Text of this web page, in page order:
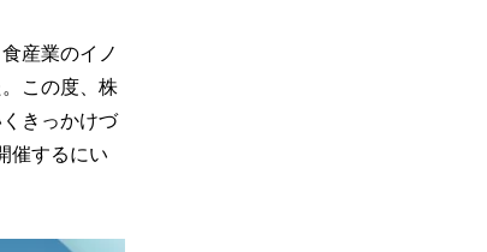
産業のイノ
この度、株
きっかけづ
催するにい